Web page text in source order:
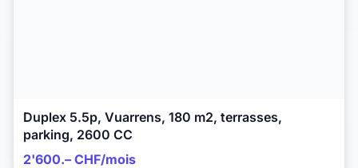
Duplex 5.5p, Vuarrens, 180 m2, terrasses,
parking, 2600 CC
2'600.– CHF/mois